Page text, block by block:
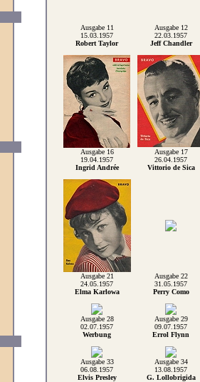
Ausgabe 11 Ausgabe 12
15.03.1957
22.03.1957
Robert Taylor
Jeff Chandler
Ausgabe 16 Ausgabe 17
19.04.1957
26.04.1957
Ingrid Andrée
Vittorio de Sica
Ausgabe 21 Ausgabe 22
24.05.1957
31.05.1957
Elma Karlowa
Perry Como
Ausgabe 28 Ausgabe 29
02.07.1957
09.07.1957
Werbung
Errol Flynn
Ausgabe 33 Ausgabe 34
06.08.1957
13.08.1957
Elvis Presley
G. Lollobrigida